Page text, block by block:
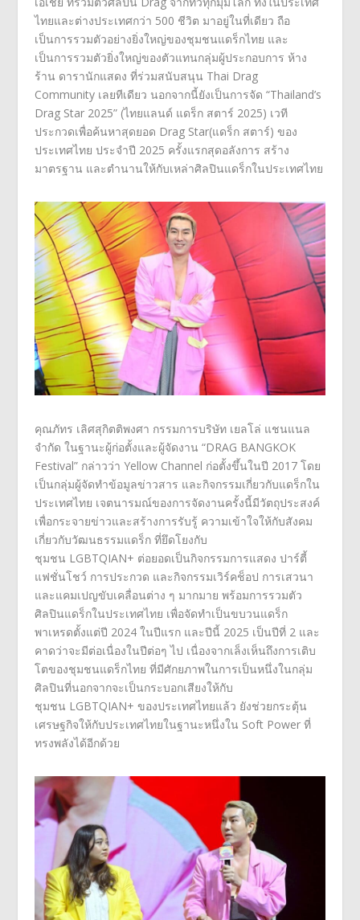
ไทยและต่างประเทศกว่า 500 ชีวิต มาอยู่ในที่เดียว ถือ
เป็นการรวมตัวอย่างยิ่งใหญ่ของชุมชนแดร็กไทย และ
เป็นการรวมตัวยิ่งใหญ่ของตัวแทนกลุ่มผู้ประกอบการ ห้าง
ร้าน ดารานักแสดง ที่ร่วมสนับสนุน Thai Drag
Community เลยทีเดียว นอกจากนี้ยังเป็นการจัด “Thailand’s
Drag Star 2025” (ไทยแลนด์ แดร็ก สตาร์ 2025) เวที
ประกวดเพื่อค้นหาสุดยอด Drag Star(แดร็ก สตาร์) ของ
ประเทศไทย ประจำปี 2025 ครั้งแรกสุดอลังการ สร้าง
มาตรฐาน และตำนานให้กับเหล่าศิลปินแดร็กในประเทศไทย
คุณภัทร เลิศสุกิตติพงศา กรรมการบริษัท เยลโล่ แชนแนล
จำกัด ในฐานะผู้ก่อตั้งและผู้จัดงาน “DRAG BANGKOK
Festival” กล่าวว่า Yellow Channel ก่อตั้งขึ้นในปี 2017โดย
เป็นกลุ่มผู้จัดทำข้อมูลข่าวสาร และกิจกรรมเกี่ยวกับแดร็กใน
ประเทศไทย เจตนารมณ์ของการจัดงานครั้งนี้มีวัตถุประสงค์
เพื่อกระจายข่าวและสร้างการรับรู้ ความเข้าใจให้กับสังคม
เกี่ยวกับวัฒนธรรมแดร็ก ที่ยึดโยงกับ
ชุมชน LGBTQIAN+ ต่อยอดเป็นกิจกรรมการแสดง ปาร์ตี้
แฟชั่นโชว์ การประกวด และกิจกรรมเวิร์คช็อป การเสวนา
และแคมเปญขับเคลื่อนต่าง ๆ มากมาย พร้อมการรวมตัว
ศิลปินแดร็กในประเทศไทย เพื่อจัดทำเป็นขบวนแดร็ก
พาเหรดตั้งแต่ปี 2024ในปีแรก และปีนี้ 2025 เป็นปีที่ 2และ
คาดว่าจะมีต่อเนื่องในปีต่อๆ ไป เนื่องจากเล็งเห็นถึงการเติบ
โตของชุมชนแดร็กไทย ที่มีศักยภาพในการเป็นหนึ่งในกลุ่ม
ศิลปินที่นอกจากจะเป็นกระบอกเสียงให้กับ
ชุมชน LGBTQIAN+ ของประเทศไทยแล้ว ยังช่วยกระตุ้น
เศรษฐกิจให้กับประเทศไทยในฐานะหนึ่งใน Soft Power ที่
ทรงพลังได้อีกด้วย